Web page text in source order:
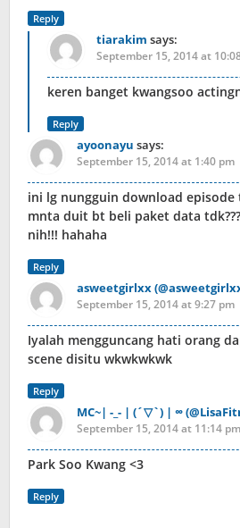
Reply
tiarakim says:
September 15, 2014 at
keren banget kwangsoo
Reply
ayoonayu says:
September 15, 2014 at 1:40 pm
ini lg nungguin download episode
mnta duit bt beli paket data
nih!!! hahaha
Reply
asweetgirlxx
September 15, 2014 at 9:27 pm
Iyalah mengguncang hati orang
scene disitu wkwkwkwk
Reply
MC~| -_- | (´▽`) | ∞
September 15, 2014 at 11:14 pm
Park Soo Kwang <3
Reply